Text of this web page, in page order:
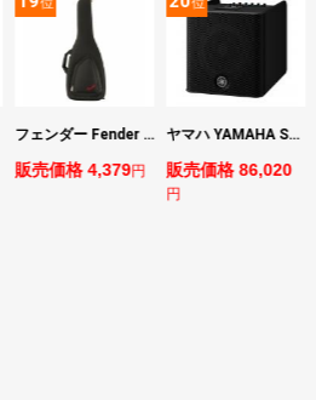
位
フェンダー Fender FE610 Electric Guitar Gig Bag Black エレキギター用ギグバッグ
販売価格 4,379円
位
ヤマハ YAMAHA STAGEPAS 200 バッテリー非搭載モデル ポータブルPAシステム
販売価格 86,020
円